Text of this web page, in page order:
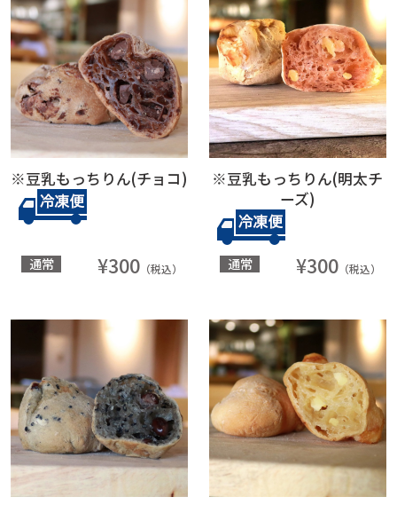
※豆乳もっちりん(チョコ)
通常 ¥300 （税込）
※豆乳もっちりん(明太チ
ーズ)
通常 ¥300 （税込）